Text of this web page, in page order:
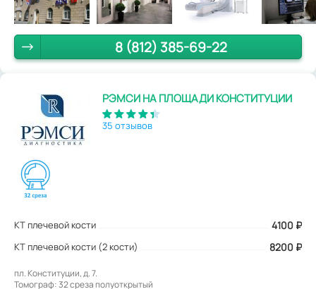
8 (812) 385-69-22
РЭМСИ НА ПЛОЩАДИ КОНСТИТУЦИИ
35 отзывов
КТ плечевой кости 4100 ₽
КТ плечевой кости (2 кости) 8200 ₽
пл. Конституции, д. 7.
Томограф: 32 среза полуоткрытый